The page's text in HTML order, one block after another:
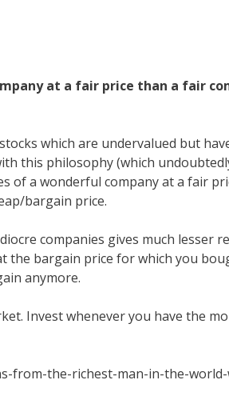
at a fair price than a fair
which are undervalued but
this philosophy (which
of a wonderful company at a fair
bargain price.
companies gives much lesser
the bargain price for which you
anymore.
Invest whenever you have the
from-the-richest-man-in-the-